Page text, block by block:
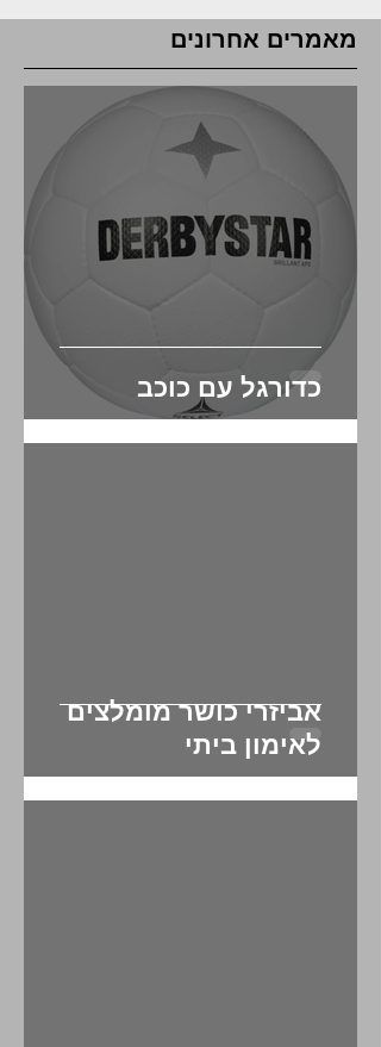
מאמרים אחרונים
כדורגל עם כוכב
אביזרי כושר מומלצים
לאימון ביתי